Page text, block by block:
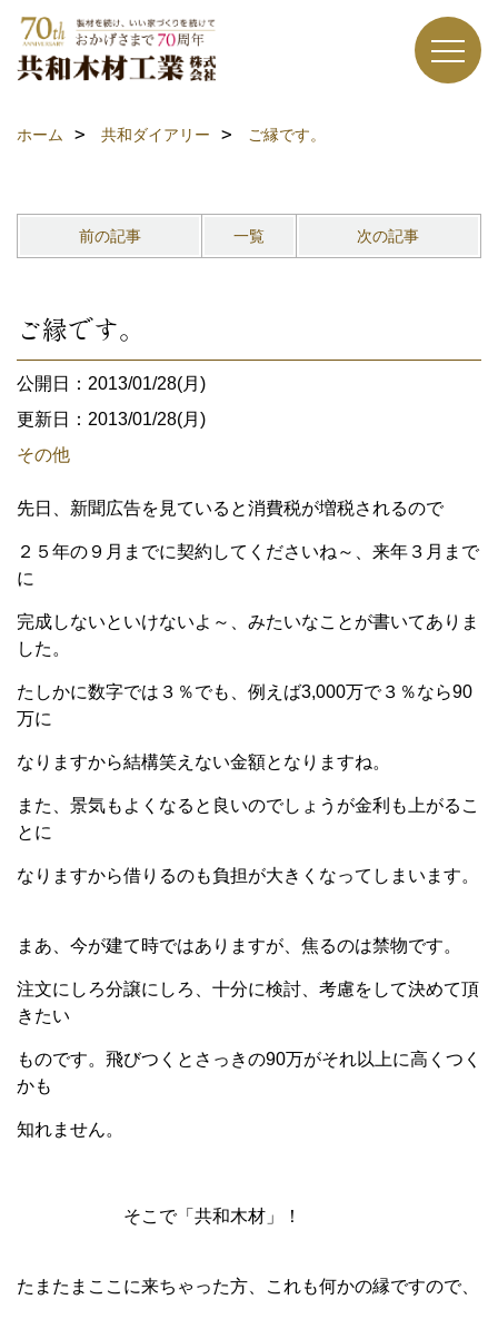
ホーム 共和ダイアリー ご縁です。
前の記事 一覧 次の記事
ご縁です。
公開日：2013/01/28(月)
更新日：2013/01/28(月)
その他
先日、新聞広告を見ていると消費税が増税されるので
２５年の９月までに契約してくださいね～、来年３月まで
に
完成しないといけないよ～、みたいなことが書いてありま
した。
たしかに数字では３％でも、例えば3,000万で３％なら90
万に
なりますから結構笑えない金額となりますね。
また、景気もよくなると良いのでしょうが金利も上がるこ
とに
なりますから借りるのも負担が大きくなってしまいます。
まあ、今が建て時ではありますが、焦るのは禁物です。
注文にしろ分譲にしろ、十分に検討、考慮をして決めて頂
きたい
ものです。飛びつくとさっきの90万がそれ以上に高くつく
かも
知れません。
そこで「共和木材」！
たまたまここに来ちゃった方、これも何かの縁ですので、